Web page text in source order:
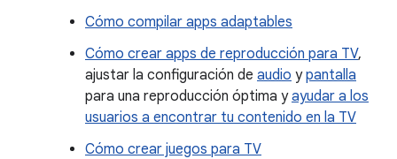
Cómo compilar apps adaptables
Cómo crear apps de reproducción para TV,
ajustar la configuración de audio ypantalla
para una reproducción óptima yayudar a los
usuarios a encontrar tu contenido en la TV
Cómo crear juegos para TV